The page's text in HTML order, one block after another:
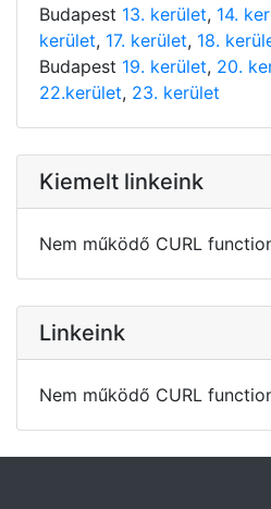
Budapest 13. kerület, 14.
kerület, 17. kerület, 18.
Budapest 19. kerület, 20.
22.kerület, 23. kerület
Kiemelt linkeink
Nem működő CURL
Linkeink
Nem működő CURL